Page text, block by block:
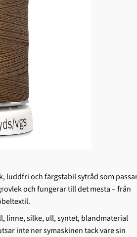
ludd­fri och färgstabil sytråd som
och fungerar till det mesta – från
linne, silke, ull, syntet, blandmaterial
inte ner symaskinen tack vare sin